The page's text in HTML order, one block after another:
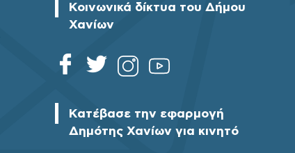
Κοινωνικά δίκτυα του Δήμου
Χανίων
Κατέβασε την εφαρμογή
Δημότης Χανίων για κινητό